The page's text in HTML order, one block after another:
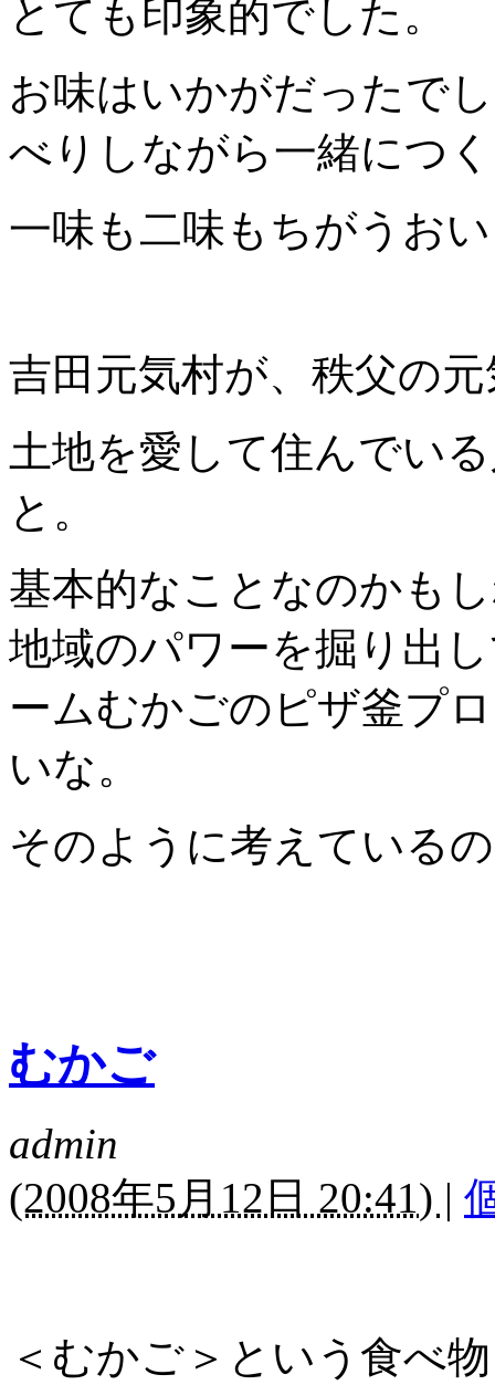
とても印象的でした。
お味はいかがだったで
べりしながら一緒につ
一味も二味もちがうお
吉田元気村が、秩父の
土地を愛して住んでい
と。
基本的なことなのかも
地域のパワーを掘り出
ームむかごのピザ釜プ
いな。
そのように考えている
むかご
admin
(2008年5月12日 20:41) |
＜むかご＞という食べ